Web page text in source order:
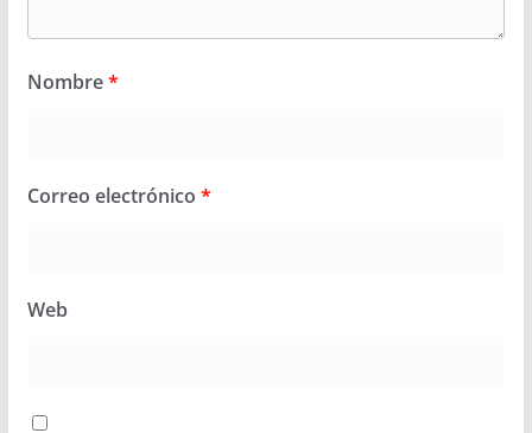
Nombre*
Correo electrónico *
Web